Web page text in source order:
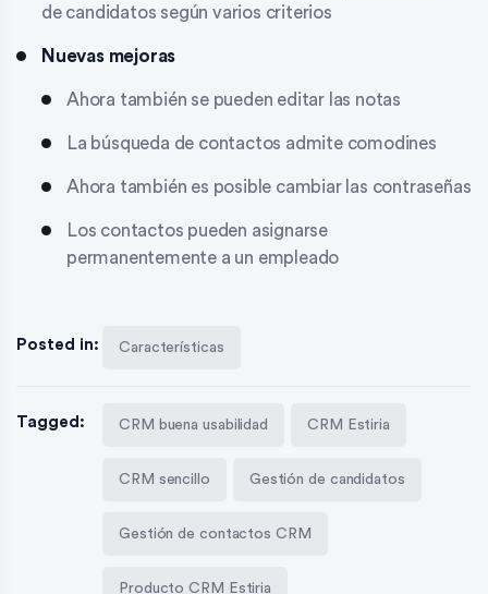
de candidatos según varios criterios
Nuevas mejoras
Ahora también se pueden editar las notas
La búsqueda de contactos admite comodines
Ahora también es posible cambiar las contraseñas
Los contactos pueden asignarse
permanentemente a un empleado
Posted in: Características
Tagged: CRM buena usabilidad CRM Estiria
CRM sencillo Gestión de candidatos
Gestión de contactos CRM
Producto CRM Estiria